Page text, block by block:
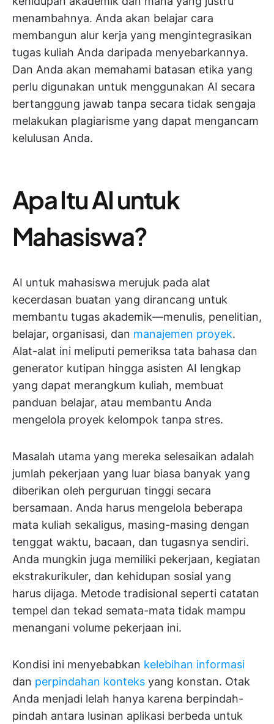
menambahnya. Anda akan belajar cara
membangun alur kerja yang mengintegrasikan
tugas kuliah Anda daripada menyebarkannya.
Dan Anda akan memahami batasan etika yang
perlu digunakan untuk menggunakan AI secara
bertanggung jawab tanpa secara tidak sengaja
melakukan plagiarisme yang dapat mengancam
kelulusan Anda.
Apa Itu AI untuk
Mahasiswa?
AI untuk mahasiswa merujuk pada alat
kecerdasan buatan yang dirancang untuk
membantu tugas akademik—menulis, penelitian,
belajar, organisasi, dan manajemen proyek.
Alat-alat ini meliputi pemeriksa tata bahasa dan
generator kutipan hingga asisten AI lengkap
yang dapat merangkum kuliah, membuat
panduan belajar, atau membantu Anda
mengelola proyek kelompok tanpa stres.
Masalah utama yang mereka selesaikan adalah
jumlah pekerjaan yang luar biasa banyak yang
diberikan oleh perguruan tinggi secara
bersamaan. Anda harus mengelola beberapa
mata kuliah sekaligus, masing-masing dengan
tenggat waktu, bacaan, dan tugasnya sendiri.
Anda mungkin juga memiliki pekerjaan, kegiatan
ekstrakurikuler, dan kehidupan sosial yang
harus dijaga. Metode tradisional seperti catatan
tempel dan tekad semata-mata tidak mampu
menangani volume pekerjaan ini.
Kondisi ini menyebabkan kelebihan informasi
dan perpindahan konteks yang konstan. Otak
Anda menjadi lelah hanya karena berpindah-
pindah antara lusinan aplikasi berbeda untuk